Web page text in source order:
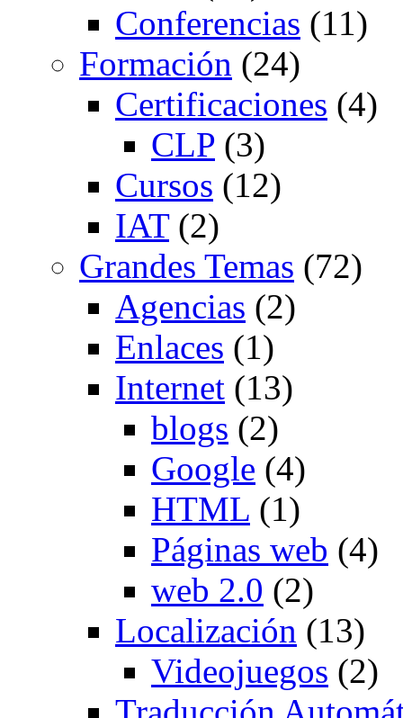
Conferencias (11)
Formación (24)
Certificaciones (4)
CLP (3)
Cursos (12)
IAT(2)
Grandes Temas (72)
Agencias (2)
Enlaces (1)
Internet (13)
blogs (2)
Google (4)
HTML (1)
Páginas web (4)
web 2.0 (2)
Localización (13)
Videojuegos (2)